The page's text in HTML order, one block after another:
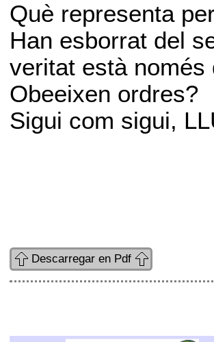
Què representa
Han esborrat del
veritat està només
Obeeixen ordres?
Sigui com sigui,
Descarregar en Pdf